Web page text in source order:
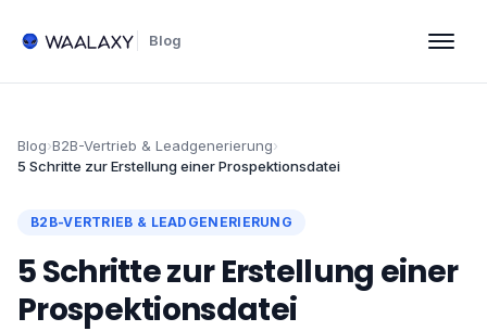
Blog
Blog›B2B-Vertrieb & Leadgenerierung›
5 Schritte zur Erstellung einer Prospektionsdatei
B2B-VERTRIEB & LEADGENERIERUNG
5 Schritte zur Erstellung einer
Prospektionsdatei